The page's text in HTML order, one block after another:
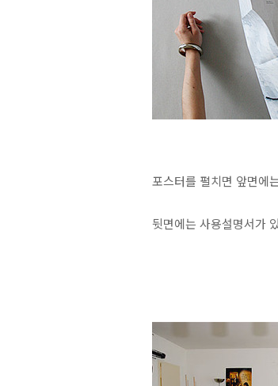
포스터를 펼치면 앞면에
뒷면에는 사용설명서가